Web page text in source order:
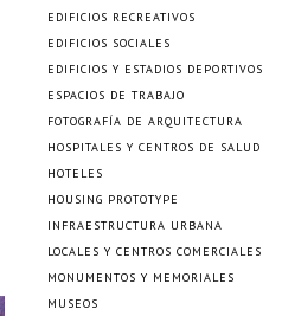
EDIFICIOS RECREATIVOS
EDIFICIOS SOCIALES
EDIFICIOS Y ESTADIOS DEPORTIVOS
ESPACIOS DE TRABAJO
FOTOGRAFÍA DE ARQUITECTURA
HOSPITALES Y CENTROS DE SALUD
HOTELES
HOUSING PROTOTYPE
INFRAESTRUCTURA URBANA
LOCALES Y CENTROS COMERCIALES
MONUMENTOS Y MEMORIALES
MUSEOS